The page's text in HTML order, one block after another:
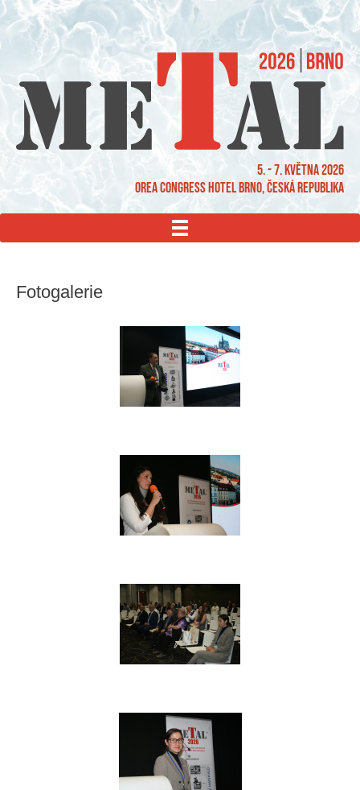
5. - 7. května 2026
OREA Congress Hotel Brno, Česká republika
MENU
Fotogalerie